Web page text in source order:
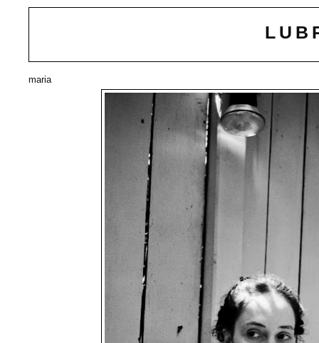
maria